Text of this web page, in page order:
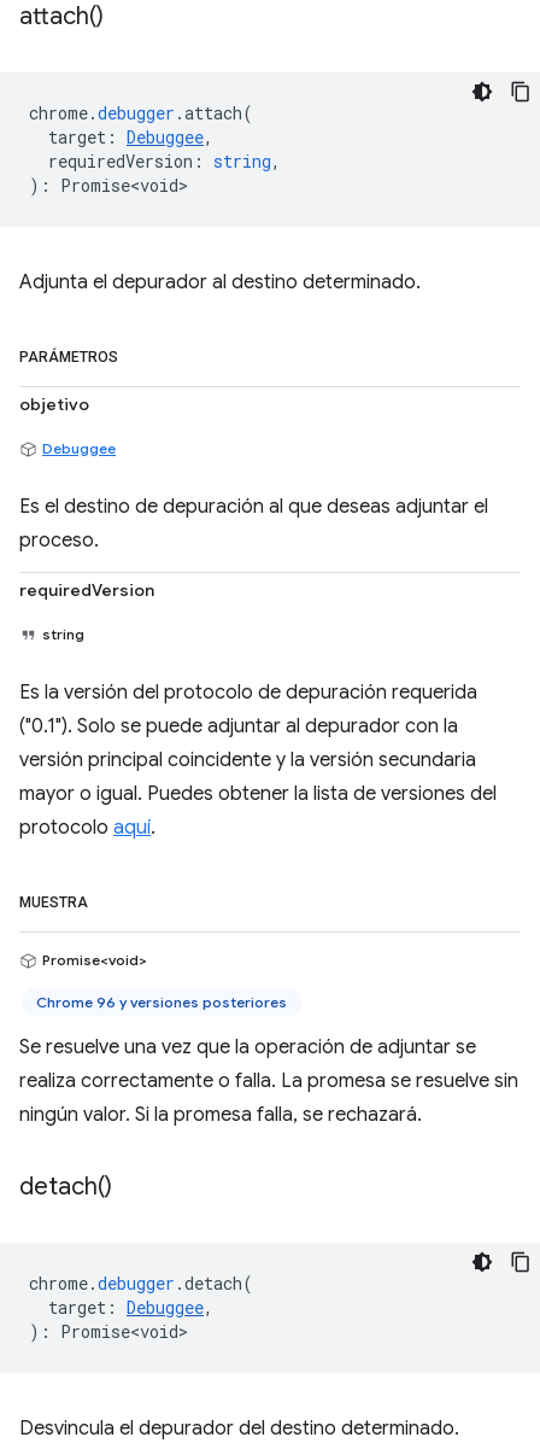
attach()
chrome.debugger .attach(
target : Debuggee,
requiredVersion : string,
) : Promise<void>
Adjunta el depurador al destino determinado.
PARÁMETROS
objetivo
Debuggee
Es el destino de depuración al que deseas adjuntar el
proceso.
requiredVersion
string
Es la versión del protocolo de depuración requerida
("0.1"). Solo se puede adjuntar al depurador con la
versión principal coincidente y la versión secundaria
mayor o igual. Puedes obtener la lista de versiones del
protocolo aquí.
MUESTRA
Promise<void>
Chrome 96 y versiones posteriores
Se resuelve una vez que la operación de adjuntar se
realiza correctamente o falla. La promesa se resuelve sin
ningún valor. Si la promesa falla, se rechazará.
detach()
chrome.debugger .detach(
target : Debuggee,
) : Promise<void>
Desvincula el depurador del destino determinado.